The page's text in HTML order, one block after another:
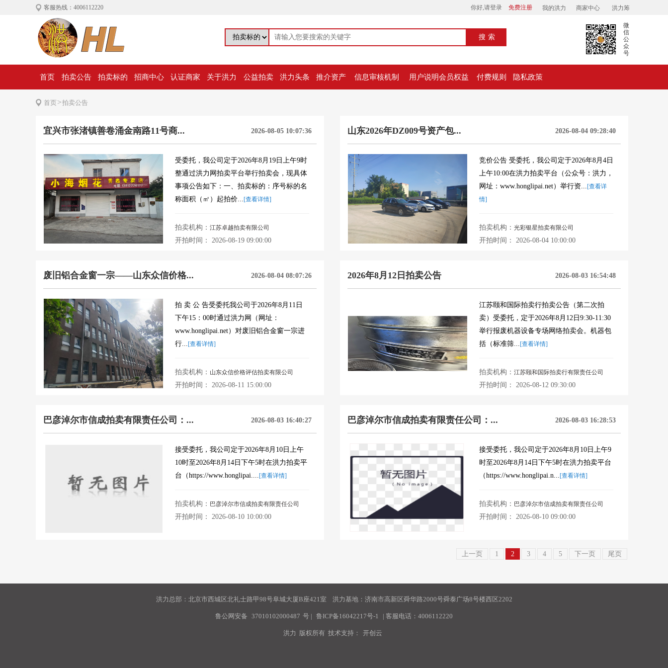
客服热线：4006112220 你好,请登录 免费注册 我的洪力 商家中心 洪力筹
搜索
微
信
公
众
号
首页 拍卖公告 拍卖标的 招商中心 认证商家 关于洪力 公益拍卖 洪力头条 推介资产 信息审核机制 用户说明会员权益 付费规则 隐私政策
首页>拍卖公告
2026-08-05 10:07:36
宜兴市张渚镇善卷涌金南路11号商...
受委托，我公司定于2026年8月19日上午9时
整通过洪力网拍卖平台举行拍卖会，现具体
事项公告如下：一、拍卖标的：序号标的名
称面积（㎡）起拍价...[查看详情]
拍卖机构： 江苏卓越拍卖有限公司
开拍时间： 2026-08-19 09:00:00
2026-08-04 09:28:40
山东2026年DZ009号资产包...
竞价公告 受委托，我公司定于2026年8月4日
上午10:00在洪力拍卖平台（公众号：洪力，
网址：www.honglipai.net）举行资...[查看详
情]
拍卖机构： 光彩银星拍卖有限公司
开拍时间： 2026-08-04 10:00:00
2026-08-04 08:07:26
废旧铝合金窗一宗——山东众信价格...
拍 卖 公 告受委托我公司于2026年8月11日
下午15：00时通过洪力网（网址：
www.honglipai.net）对废旧铝合金窗一宗进
行...[查看详情]
拍卖机构： 山东众信价格评估拍卖有限公司
开拍时间： 2026-08-11 15:00:00
2026-08-03 16:54:48
2026年8月12日拍卖公告
江苏颐和国际拍卖行拍卖公告（第二次拍
卖）受委托，定于2026年8月12日9:30-11:30
举行报废机器设备专场网络拍卖会。机器包
括（标准筛...[查看详情]
拍卖机构： 江苏颐和国际拍卖行有限责任公司
开拍时间： 2026-08-12 09:30:00
2026-08-03 16:40:27
巴彦淖尔市信成拍卖有限责任公司：...
接受委托，我公司定于2026年8月10日上午
10时至2026年8月14日下午5时在洪力拍卖平
台（https://www.honglipai....[查看详情]
拍卖机构： 巴彦淖尔市信成拍卖有限责任公司
开拍时间： 2026-08-10 10:00:00
2026-08-03 16:28:53
巴彦淖尔市信成拍卖有限责任公司：...
接受委托，我公司定于2026年8月10日上午9
时至2026年8月14日下午5时在洪力拍卖平台
（https://www.honglipai.n...[查看详情]
拍卖机构： 巴彦淖尔市信成拍卖有限责任公司
开拍时间： 2026-08-10 09:00:00
上一页 1 2 3 4 5 下一页 尾页
洪力总部：北京市西城区北礼士路甲98号阜城大厦B座421室 洪力基地：济南市高新区舜华路2000号舜泰广场8号楼西区2202
鲁公网安备 37010102000487 号 | 鲁ICP备16042217号-1 | 客服电话：4006112220
洪力 版权所有 技术支持： 开创云